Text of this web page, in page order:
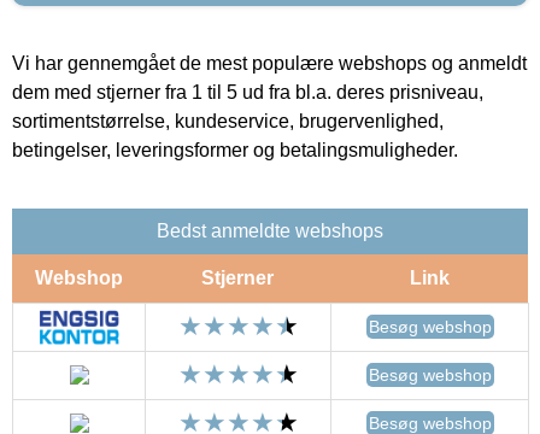
Vi har gennemgået de mest populære webshops og anmeldt
dem med stjerner fra 1 til 5 ud fra bl.a. deres prisniveau,
sortimentstørrelse, kundeservice, brugervenlighed,
betingelser, leveringsformer og betalingsmuligheder.
Bedst anmeldte webshops
Webshop Stjerner Link
Besøg webshop
Besøg webshop
Besøg webshop